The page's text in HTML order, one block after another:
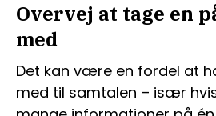
Overvej at tage en
med
Det kan være en fordel at
med til samtalen – især